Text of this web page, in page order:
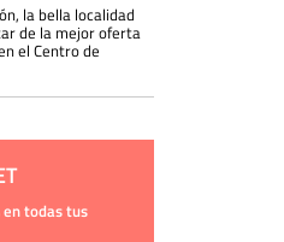
la bella localidad
de la mejor oferta
el Centro de
en todas tus